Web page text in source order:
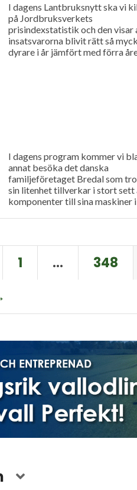
I dagens Lantbruksnytt ska vi
på Jordbruksverkets
prisindexstatistik och den visar
insatsvarorna blivit rätt så
dyrare i år jämfört med förra
I dagens program kommer vi
annat besöka det danska
familjeföretaget Bredal som
sin litenhet tillverkar i stort sett
komponenter till sina maskiner i
1 … 348